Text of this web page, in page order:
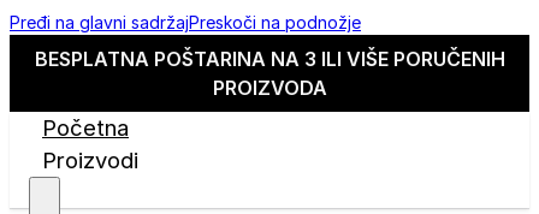
Pređi na glavni sadržajPreskoči na podnožje
BESPLATNA POŠTARINA NA 3 ILI VIŠE PORUČENIH
PROIZVODA
Početna
Proizvodi